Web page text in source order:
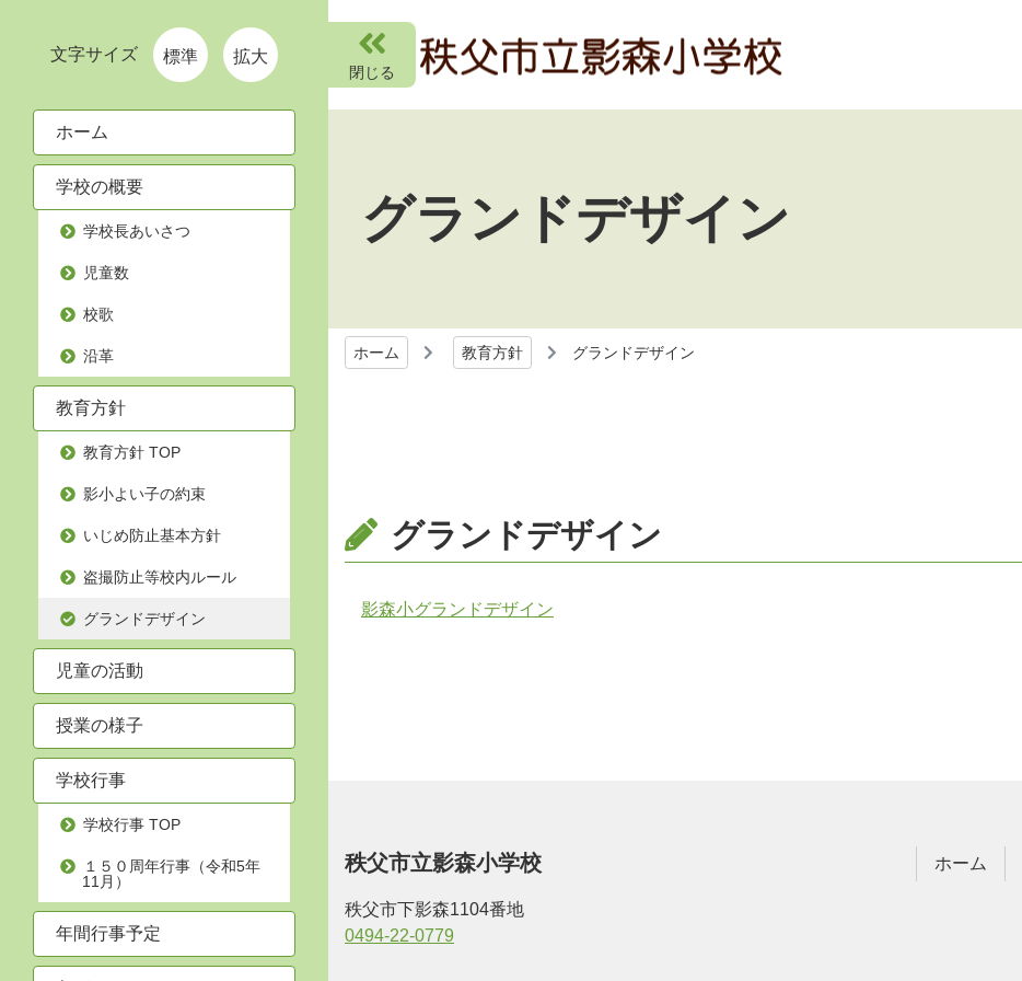
グランドデザイン
ホーム 教育方針 グランドデザイン
グランドデザイン
影森小グランドデザイン
秩父市立影森小学校
秩父市下影森1104番地
0494-22-0779
ホーム
文字サイズ 標準 拡大
ホーム
学校の概要
学校長あいさつ
児童数
校歌
沿革
教育方針
教育方針 TOP
影小よい子の約束
いじめ防止基本方針
盗撮防止等校内ルール
グランドデザイン
児童の活動
授業の様子
学校行事
学校行事 TOP
１５０周年行事（令和5年
11月）
年間行事予定